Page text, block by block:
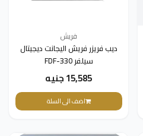
فريش
ديب فريزر فريش اليجانت ديجيتال
سيلفر FDF-330
15,585 جنيه
اضف الى السلة